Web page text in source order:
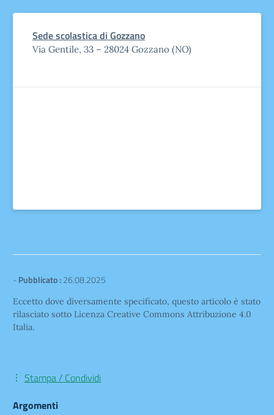
Sede scolastica di Gozzano
Via Gentile, 33 – 28024 Gozzano (NO)
- Pubblicato :26.08.2025
Eccetto dove diversamente specificato, questo articolo è stato
rilasciato sotto Licenza Creative Commons Attribuzione 4.0
Italia.
Stampa / Condividi
Argomenti